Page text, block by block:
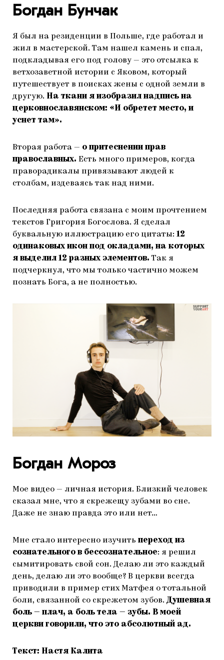
Богдан Бунчак
Я был на резиденции в Польше, где работал и
жил в мастерской. Там нашел камень и спал,
подкладывая его под голову — это отсылка к
ветхозаветной истории с Яковом, который
путешествует в поисках жены с одной земли в
другую. На ткани я изобразил надпись на
церковнославянском: «И обретет место, и
уснет там».
Вторая работа — о притеснении прав
православных. Есть много примеров, когда
праворадикалы привязывают людей к
столбам, издеваясь так над ними.
Последняя работа связана с моим прочтением
текстов Григория Богослова. Я сделал
буквальную иллюстрацию его цитаты: 12
одинаковых икон под окладами, на которых
я выделил 12 разных элементов. Так я
подчеркнул, что мы только частично можем
познать Бога, а не полностью.
Богдан Мороз
Мое видео — личная история. Близкий человек
сказал мне, что я скрежещу зубами во сне.
Даже не знаю правда это или нет…
Мне стало интересно изучить переход из
сознательного в бессознательное: я решил
сымитировать свой сон. Делаю ли это каждый
день, делаю ли это вообще? В церкви всегда
приводили в пример стих Матфея о тотальной
боли, связанной со скрежетом зубов. Душевная
боль — плач, а боль тела — зубы. В моей
церкви говорили, что это абсолютный ад.
Текст: Настя Калита